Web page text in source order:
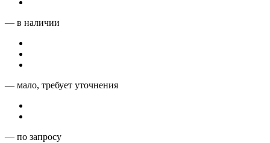
— в наличии
— мало, требует уточнения
— по запросу